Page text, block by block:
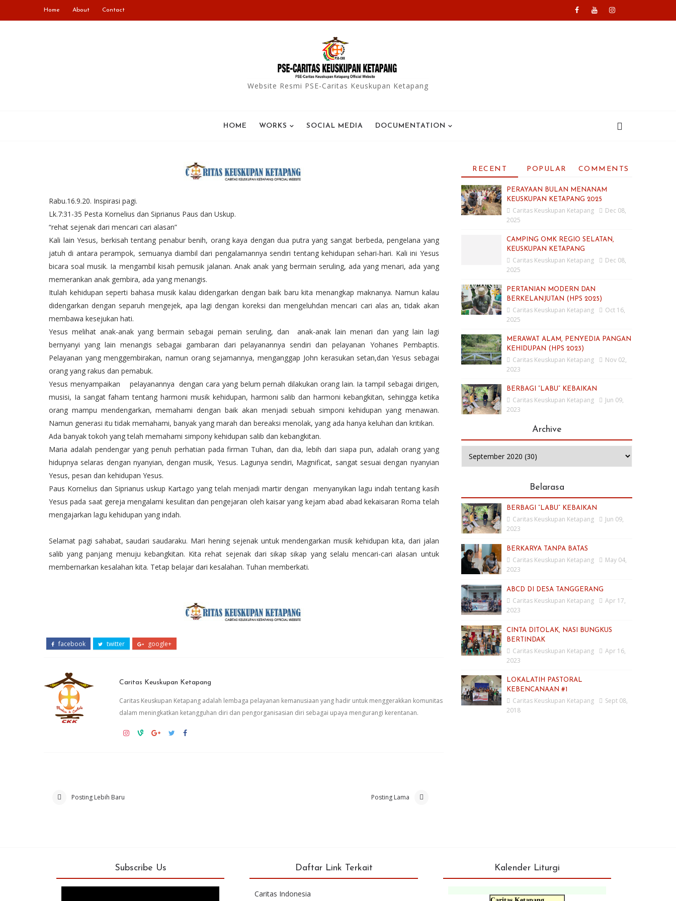
Home About Contact
Website Resmi PSE-Caritas Keuskupan Ketapang
HOME WORKS SOCIAL MEDIA DOCUMENTATION
Rabu.16.9.20. Inspirasi pagi.
Lk.7:31-35 Pesta Kornelius dan Siprianus Paus dan Uskup.
“rehat sejenak dari mencari cari alasan”
Kali lain Yesus, berkisah tentang penabur benih, orang kaya dengan dua putra yang sangat berbeda, pengelana yang
jatuh di antara perampok, semuanya diambil dari pengalamannya sendiri tentang kehidupan sehari-hari. Kali ini Yesus
bicara soal musik. Ia mengambil kisah pemusik jalanan. Anak anak yang bermain seruling, ada yang menari, ada yang
memerankan anak gembira, ada yang menangis.
Itulah kehidupan seperti bahasa musik kalau didengarkan dengan baik baru kita menangkap maknanya. Namun kalau
didengarkan dengan separuh mengejek, apa lagi dengan koreksi dan mengeluhdan mencari cari alas an, tidak akan
membawa kesejukan hati.
Yesus melihat anak-anak yang bermain sebagai pemain seruling, dan anak-anak lain menari dan yang lain lagi
bernyanyi yang lain menangis sebagai gambaran dari pelayanannya sendiri dan pelayanan Yohanes Pembaptis.
Pelayanan yang menggembirakan, namun orang sejamannya, menganggap John kerasukan setan,dan Yesus sebagai
orang yang rakus dan pemabuk.
Yesus menyampaikan pelayanannya dengan cara yang belum pernah dilakukan orang lain. Ia tampil sebagai dirigen,
musisi, Ia sangat faham tentang harmoni musik kehidupan, harmoni salib dan harmoni kebangkitan, sehingga ketika
orang mampu mendengarkan, memahami dengan baik akan menjadi sebuah simponi kehidupan yang menawan.
Namun generasi itu tidak memahami, banyak yang marah dan bereaksi menolak, yang ada hanya keluhan dan kritikan.
Ada banyak tokoh yang telah memahami simpony kehidupan salib dan kebangkitan.
Maria adalah pendengar yang penuh perhatian pada firman Tuhan, dan dia, lebih dari siapa pun, adalah orang yang
hidupnya selaras dengan nyanyian, dengan musik, Yesus. Lagunya sendiri, Magnificat, sangat sesuai dengan nyanyian
Yesus, pesan dan kehidupan Yesus.
Paus Kornelius dan Siprianus uskup Kartago yang telah menjadi martir dengan menyanyikan lagu indah tentang kasih
Yesus pada saat gereja mengalami kesulitan dan pengejaran oleh kaisar yang kejam abad abad kekaisaran Roma telah
mengajarkan lagu kehidupan yang indah.
Selamat pagi sahabat, saudari saudaraku. Mari hening sejenak untuk mendengarkan musik kehidupan kita, dari jalan
salib yang panjang menuju kebangkitan. Kita rehat sejenak dari sikap sikap yang selalu mencari-cari alasan untuk
membernarkan kesalahan kita. Tetap belajar dari kesalahan. Tuhan memberkati.
facebook twitter google+
Caritas Keuskupan Ketapang
Caritas Keuskupan Ketapang adalah lembaga pelayanan kemanusiaan yang hadir untuk menggerakkan komunitas
dalam meningkatkan ketangguhan diri dan pengorganisasian diri sebagai upaya mengurangi kerentanan.
Posting Lebih Baru Posting Lama
RECENT POPULAR COMMENTS
PERAYAAN BULAN MENANAM
KEUSKUPAN KETAPANG 2025
Caritas Keuskupan Ketapang
Dec 08,
2025
CAMPING OMK REGIO SELATAN,
KEUSKUPAN KETAPANG
Caritas Keuskupan Ketapang
Dec 08,
2025
PERTANIAN MODERN DAN
BERKELANJUTAN (HPS 2025)
Caritas Keuskupan Ketapang
Oct 16,
2025
MERAWAT ALAM, PENYEDIA PANGAN
KEHIDUPAN (HPS 2023)
Caritas Keuskupan Ketapang
Nov 02,
2023
BERBAGI “LABU” KEBAIKAN
Caritas Keuskupan Ketapang
Jun 09,
2023
Archive
Belarasa
BERBAGI “LABU” KEBAIKAN
Caritas Keuskupan Ketapang
Jun 09,
2023
BERKARYA TANPA BATAS
Caritas Keuskupan Ketapang
May 04,
2023
ABCD DI DESA TANGGERANG
Caritas Keuskupan Ketapang
Apr 17,
2023
CINTA DITOLAK, NASI BUNGKUS
BERTINDAK
Caritas Keuskupan Ketapang
Apr 16,
2023
LOKALATIH PASTORAL
KEBENCANAAN #1
Caritas Keuskupan Ketapang
Sept 08,
2018
Subscribe Us Daftar Link Terkait
Caritas Indonesia
Kalender Liturgi